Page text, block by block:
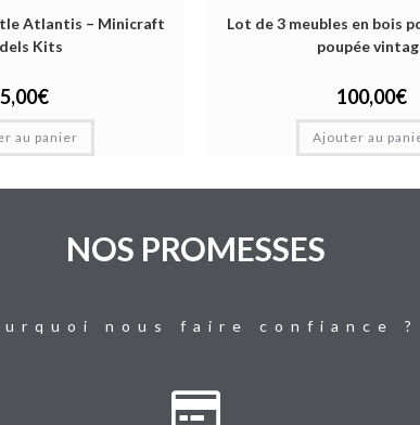
Atlantis – Minicraft
Kits
€
au panier
Lot de 3 meubles en bois
poupée
100,00€
Ajouter au
NOS PROMESSES
nous faire confiance ?